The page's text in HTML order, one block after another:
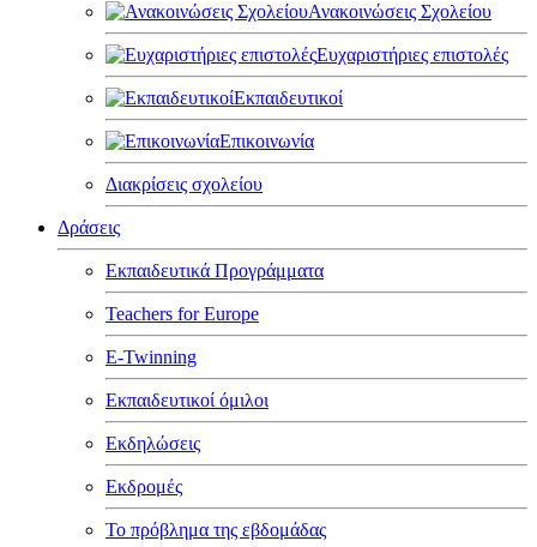
Ανακοινώσεις Σχολείου
Ευχαριστήριες επιστολές
Εκπαιδευτικοί
Επικοινωνία
Διακρίσεις σχολείου
Δράσεις
Εκπαιδευτικά Προγράμματα
Teachers for Europe
E-Twinning
Εκπαιδευτικοί όμιλοι
Εκδηλώσεις
Εκδρομές
Το πρόβλημα της εβδομάδας